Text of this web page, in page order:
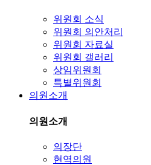
위원회 소식
위원회 의안처리
위원회 자료실
위원회 갤러리
상임위원회
특별위원회
의원소개
의원소개
의장단
현역의원